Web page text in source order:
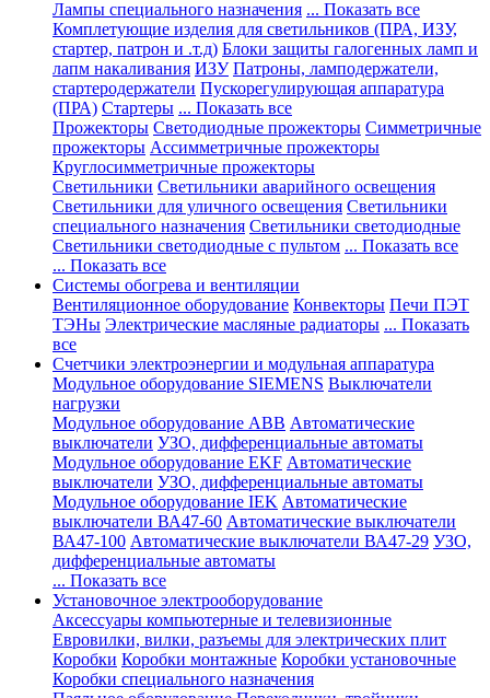
Лампы специального назначения ... Показать все
Комплетующие изделия для светильников (ПРА, ИЗУ,
стартер, патрон и .т.д) Блоки защиты галогенных ламп и
лапм накаливания ИЗУ Патроны, ламподержатели,
стартеродержатели Пускорегулирующая аппаратура
(ПРА) Стартеры ... Показать все
Прожекторы Светодиодные прожекторы Симметричные
прожекторы Ассимметричные прожекторы
Круглосимметричные прожекторы
Светильники Светильники аварийного освещения
Светильники для уличного освещения Светильники
специального назначения Светильники светодиодные
Светильники светодиодные с пультом ... Показать все
... Показать все
Системы обогрева и вентиляции
Вентиляционное оборудование Конвекторы Печи ПЭТ
ТЭНы Электрические масляные радиаторы ... Показать
все
Счетчики электроэнергии и модульная аппаратура
Модульное оборудование SIEMENS Выключатели
нагрузки
Модульное оборудование ABB Автоматические
выключатели УЗО, дифференциальные автоматы
Модульное оборудование EKF Автоматические
выключатели УЗО, дифференциальные автоматы
Модульное оборудование IEK Автоматические
выключатели ВА47-60 Автоматические выключатели
ВА47-100 Автоматические выключатели ВА47-29 УЗО,
дифференциальные автоматы
... Показать все
Установочное электрооборудование
Аксессуары компьютерные и телевизионные
Евровилки, вилки, разъемы для электрических плит
Коробки Коробки монтажные Коробки установочные
Коробки специального назначения